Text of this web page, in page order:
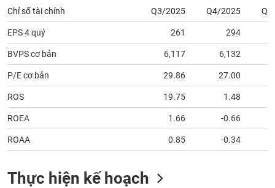
Chỉ số tài chính Q3/2025 Q4/2025
EPS 4 quý 261 294
BVPS cơ bản 6,117 6,132
P/E cơ bản 29.86 27.00
ROS 19.75 1.48
ROEA 1.66 -0.66
ROAA 0.85 -0.34
Thực hiện kế hoạch